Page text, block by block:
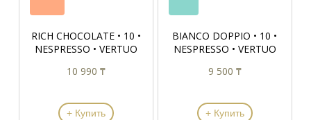
RICH CHOCOLATE • 10 •
NESPRESSO • VERTUO
10 990 ₸
+ Купить
BIANCO DOPPIO • 10 •
NESPRESSO • VERTUO
9 500 ₸
+ Купить